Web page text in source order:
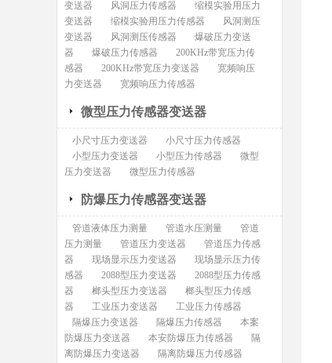
变送器
风洞压力传感器
缩模实验用压力
变送器
缩模实验用压力传感器
风洞测压
变送器
风洞测压传感器
爆破压力变送
器
爆破压力传感器
200KHz带宽压力传
感器
200KHz带宽压力变送器
宽频响压
力变送器
宽频响压力传感器
微型压力传感器变送器
小尺寸压力变送器
小尺寸压力传感器
小型压力变送器
小型压力传感器
微型
压力变送器
微型压力传感器
防爆压力传感器变送器
管道液体压力测量 管道水压测量
管道
压力测量
管道压力变送器
管道压力传感
器
现场显示压力变送器
现场显示压力传
感器
2088型压力变送器
2088型压力传感
器
榔头型压力变送器
榔头型压力传感
器
工业压力变送器
工业压力传感器
隔爆压力变送器
隔爆压力传感器
本案
防爆压力变送器
本安防爆压力传感器
隔
离防爆压力变送器
隔离防爆压力传感器